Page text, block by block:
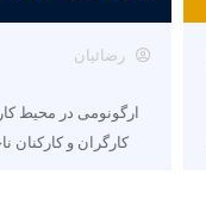
رضائیان
ارگونومی در محیط
کارگران و کارکنان